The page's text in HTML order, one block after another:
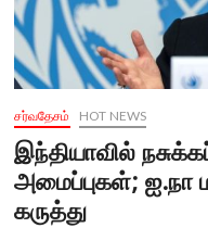
சர்வதேசம் HOT NEWS
இந்தியாவில்
அமைப்புகள்;
கருத்து